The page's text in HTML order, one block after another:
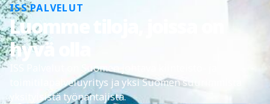
ISS PALVELUT
Luomme tiloja, joissa on
hyvä olla
ISS Palvelut on Suomen johtava kiinteistö- ja
toimitilapalveluyritys ja yksi Suomen suurimmista
yksityisistä työnantajista.